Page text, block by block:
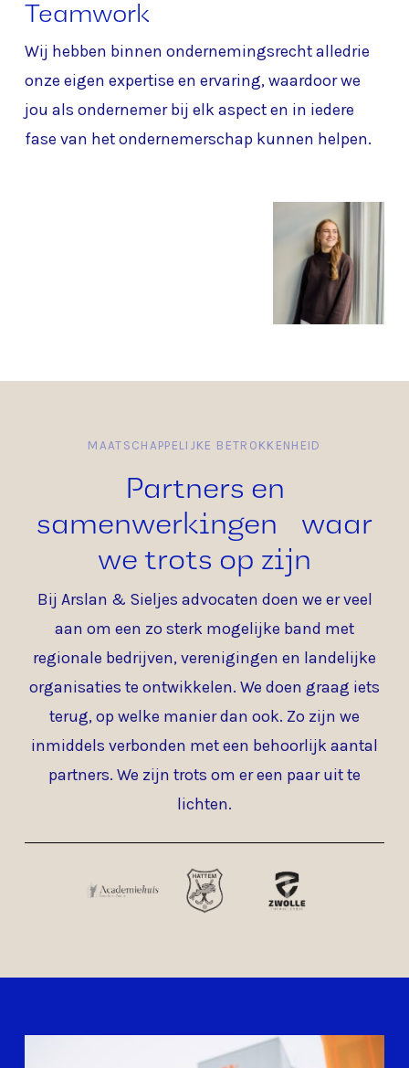
Teamwork
Wij hebben binnen ondernemingsrecht alledrie
onze eigen expertise en ervaring, waardoor we
jou als ondernemer bij elk aspect en in iedere
fase van het ondernemerschap kunnen helpen.
MAATSCHAPPELIJKE BETROKKENHEID
Partners en
samenwerkingen waar
we trots op zijn
Bij Arslan & Sieljes advocaten doen we er veel
aan om een zo sterk mogelijke band met
regionale bedrijven, verenigingen en landelijke
organisaties te ontwikkelen. We doen graag iets
terug, op welke manier dan ook. Zo zijn we
inmiddels verbonden met een behoorlijk aantal
partners. We zijn trots om er een paar uit te
lichten.